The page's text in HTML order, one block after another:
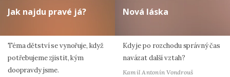
Jak najdu pravé já?
Téma dětství se vynořuje, když
potřebujeme zjistit, kým
doopravdy jsme.
Nová láska
Kdy je po rozchodu správný čas
navázat další vztah?
Kamil Antonín Vondrouš